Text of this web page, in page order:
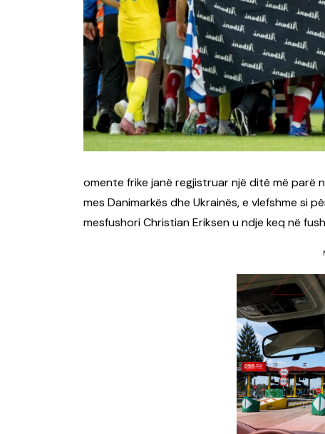
omente frike janë regjistruar një ditë më parë
mes Danimarkës dhe Ukrainës, e vlefshme si
mesfushori Christian Eriksen u ndje keq në